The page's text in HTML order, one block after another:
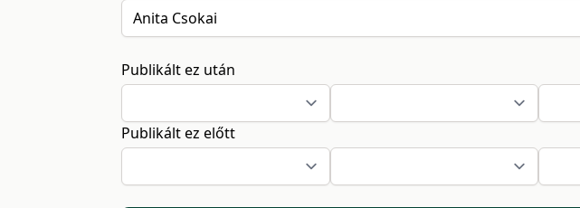
Publikált ez után
Publikált ez előtt